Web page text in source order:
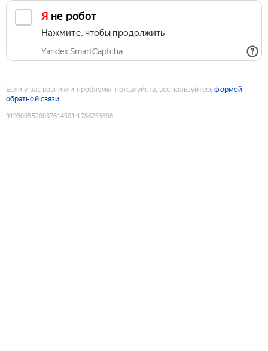
Я не робот
Нажмите, чтобы продолжить
Yandex SmartCaptcha
Если у вас возникли проблемы, пожалуйста, воспользуйтесьформой
обратной связи
9193005520037614501 :1786253898